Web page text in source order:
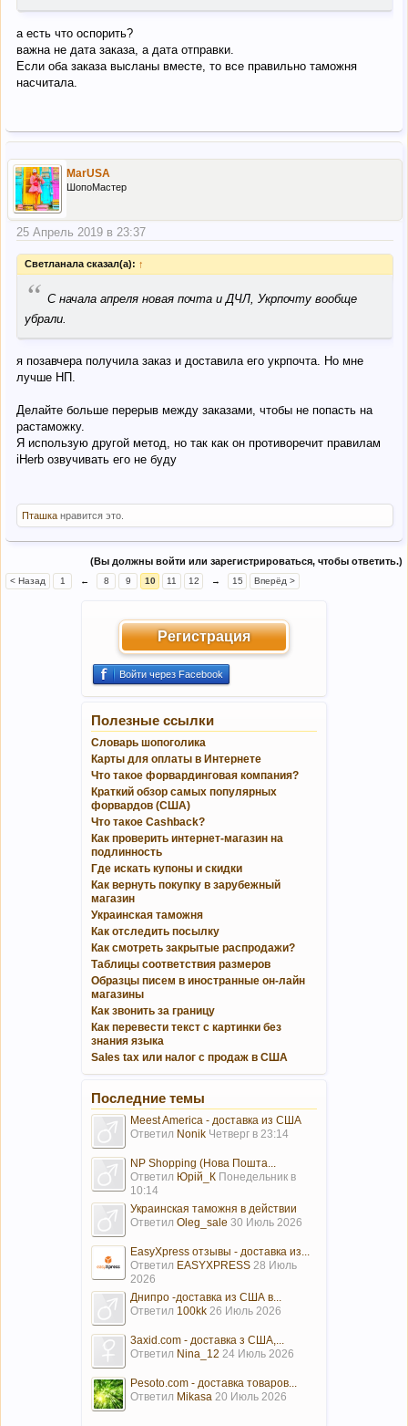
а есть что оспорить?
важна не дата заказа, а дата отправки.
Если оба заказа высланы вместе, то все правильно таможня
насчитала.
MarUSA
ШопоМастер
25 Апрель 2019 в 23:37
Светланала сказал(а): ↑
“ С начала апреля новая почта и ДЧЛ, Укрпочту вообще
убрали.
я позавчера получила заказ и доставила его укрпочта. Но мне
лучше НП.
Делайте больше перерыв между заказами, чтобы не попасть на
растаможку.
Я использую другой метод, но так как он противоречит правилам
iHerb озвучивать его не буду
Пташка нравится это.
(Вы должны войти или зарегистрироваться, чтобы ответить.)
< Назад 1 ← 8 9 10 11 12 → 15 Вперёд >
Регистрация
Войти через Facebook
Полезные ссылки
Словарь шопоголика
Карты для оплаты в Интернете
Что такое форвардинговая компания?
Краткий обзор самых популярных
форвардов (США)
Что такое Cashback?
Как проверить интернет-магазин на
подлинность
Где искать купоны и скидки
Как вернуть покупку в зарубежный
магазин
Украинская таможня
Как отследить посылку
Как смотреть закрытые распродажи?
Таблицы соответствия размеров
Образцы писем в иностранные он-лайн
магазины
Как звонить за границу
Как перевести текст с картинки без
знания языка
Sales tax или налог с продаж в США
Последние темы
Meest America - доставка из США
Ответил Nonik Четверг в 23:14
NP Shopping (Нова Пошта...
Ответил Юрій_К Понедельник в
10:14
Украинская таможня в действии
Ответил Oleg_sale 30 Июль 2026
EasyXpress отзывы - доставка из...
Ответил EASYXPRESS 28 Июль
2026
Днипро -доставка из США в...
Ответил 100kk 26 Июль 2026
3axid.com - доставка з США,...
Ответил Nina_12 24 Июль 2026
Pesoto.com - доставка товаров...
Ответил Mikasa 20 Июль 2026